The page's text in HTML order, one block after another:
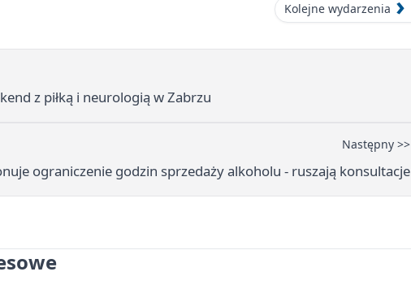
Kolejne wydarzenia
z piłką i neurologią w Zabrzu
Następny >>
ograniczenie godzin sprzedaży alkoholu - ruszają konsultacje